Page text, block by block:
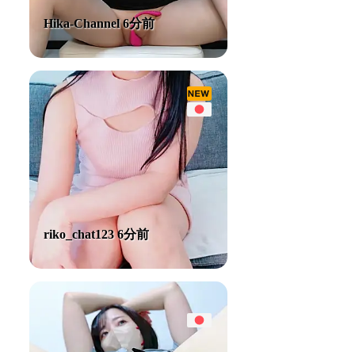
Hika-Channel 6分前
riko_chat123 6分前